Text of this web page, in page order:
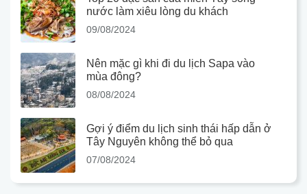
nước làm xiêu lòng du khách
09/08/2024
Nên mặc gì khi đi du lịch Sapa vào
mùa đông?
08/08/2024
Gợi ý điểm du lịch sinh thái hấp dẫn ở
Tây Nguyên không thể bỏ qua
07/08/2024